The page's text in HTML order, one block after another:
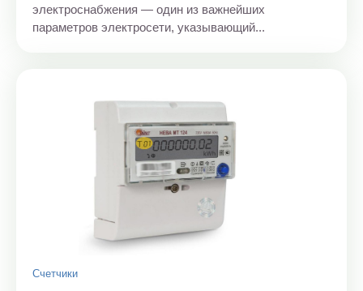
электроснабжения — один из важнейших
параметров электросети, указывающий...
Счетчики